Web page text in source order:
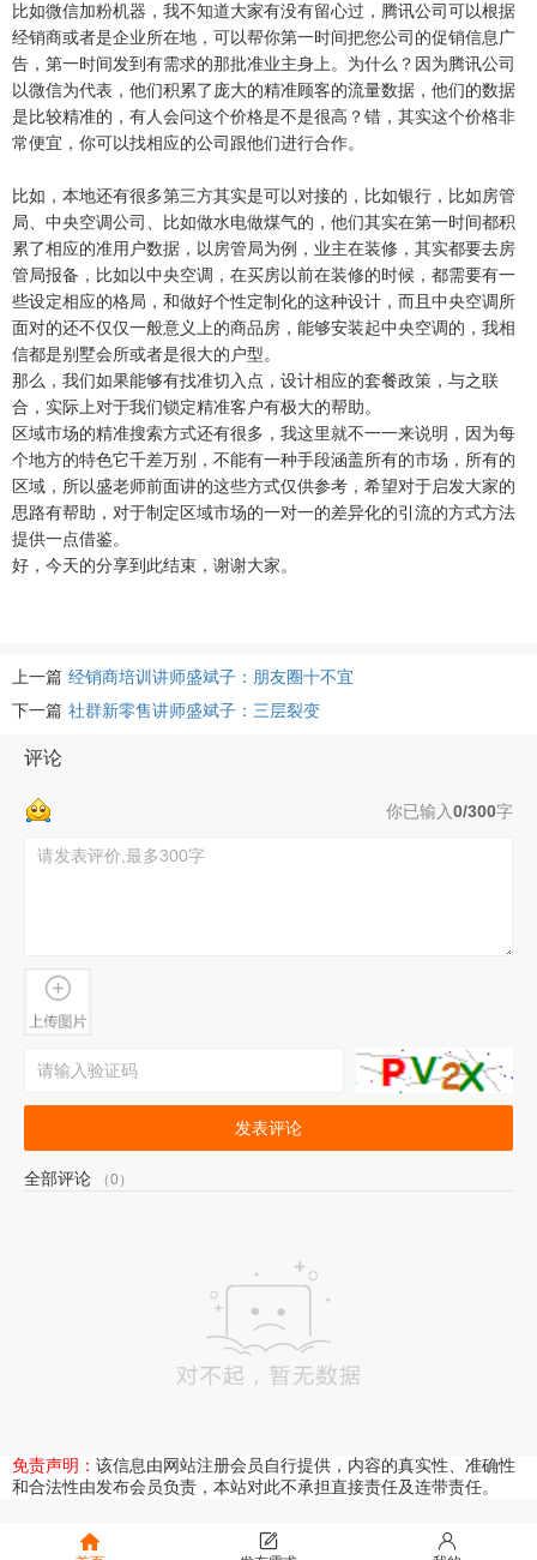
比如微信加粉机器，我不知道大家有没有留心过，腾讯公司可以根据
经销商或者是企业所在地，可以帮你第一时间把您公司的促销信息广
告，第一时间发到有需求的那批准业主身上。为什么？因为腾讯公司
以微信为代表，他们积累了庞大的精准顾客的流量数据，他们的数据
是比较精准的，有人会问这个价格是不是很高？错，其实这个价格非
常便宜，你可以找相应的公司跟他们进行合作。
比如，本地还有很多第三方其实是可以对接的，比如银行，比如房管
局、中央空调公司、比如做水电做煤气的，他们其实在第一时间都积
累了相应的准用户数据，以房管局为例，业主在装修，其实都要去房
管局报备，比如以中央空调，在买房以前在装修的时候，都需要有一
些设定相应的格局，和做好个性定制化的这种设计，而且中央空调所
面对的还不仅仅一般意义上的商品房，能够安装起中央空调的，我相
信都是别墅会所或者是很大的户型。
那么，我们如果能够有找准切入点，设计相应的套餐政策，与之联
合，实际上对于我们锁定精准客户有极大的帮助。
区域市场的精准搜索方式还有很多，我这里就不一一来说明，因为每
个地方的特色它千差万别，不能有一种手段涵盖所有的市场，所有的
区域，所以盛老师前面讲的这些方式仅供参考，希望对于启发大家的
思路有帮助，对于制定区域市场的一对一的差异化的引流的方式方法
提供一点借鉴。
好，今天的分享到此结束，谢谢大家。
上一篇 经销商培训讲师盛斌子：朋友圈十不宜
下一篇 社群新零售讲师盛斌子：三层裂变
评论
你已输入0/300字
发表评论
全部评论 （0）
免责声明： 该信息由网站注册会员自行提供，内容的真实性、准确性
和合法性由发布会员负责，本站对此不承担直接责任及连带责任。